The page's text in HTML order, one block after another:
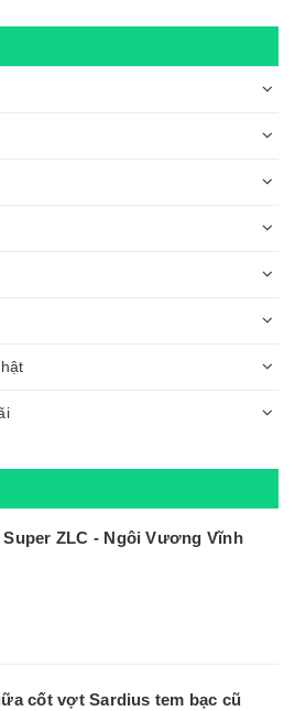
Super ZLC - Ngôi Vương Vĩnh
cốt vợt Sardius tem bạc cũ